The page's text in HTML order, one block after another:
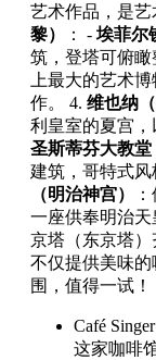
艺术作品，是
黎）
： - 埃菲尔
筑，登塔可俯
上最大的艺术
作。 4. 维也纳（
利皇室的夏宫
圣斯蒂芬大教堂
建筑，哥特式风
（明治神宫）
一座供奉明治
京塔（东京塔
不仅提供美味
围，值得一试！
Café
这家咖啡